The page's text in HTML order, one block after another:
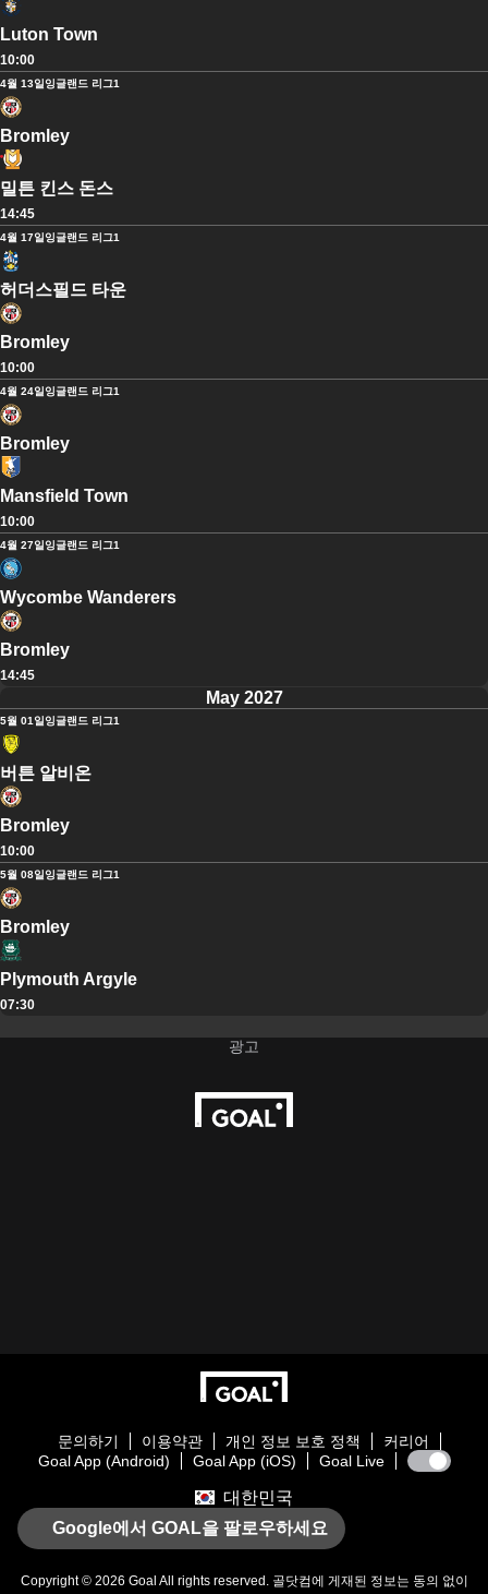
Luton Town
10:00
4월 13일 잉글랜드 리그1
Bromley
밀튼 킨스 돈스
14:45
4월 17일 잉글랜드 리그1
허더스필드 타운
Bromley
10:00
4월 24일 잉글랜드 리그1
Bromley
Mansfield Town
10:00
4월 27일 잉글랜드 리그1
Wycombe Wanderers
Bromley
14:45
May 2027
5월 01일 잉글랜드 리그1
버튼 알비온
Bromley
10:00
5월 08일 잉글랜드 리그1
Bromley
Plymouth Argyle
07:30
문의하기 이용약관 개인 정보 보호 정책
커리어
Goal App (Android)
Goal App (iOS) Goal Live
대한민국
Google에서 GOAL을 팔로우하세요
Copyright © 2026 Goal All rights reserved. 골닷컴에 게재된 정보는 동의 없이